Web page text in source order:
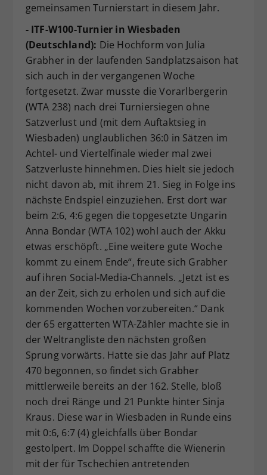
gemeinsamen Turnierstart in diesem Jahr.
- ITF-W100-Turnier in Wiesbaden
(Deutschland): Die Hochform von Julia
Grabher in der laufenden Sandplatzsaison hat
sich auch in der vergangenen Woche
fortgesetzt. Zwar musste die Vorarlbergerin
(WTA 238) nach drei Turniersiegen ohne
Satzverlust und (mit dem Auftaktsieg in
Wiesbaden) unglaublichen 36:0 in Sätzen im
Achtel- und Viertelfinale wieder mal zwei
Satzverluste hinnehmen. Dies hielt sie jedoch
nicht davon ab, mit ihrem 21. Sieg in Folge ins
nächste Endspiel einzuziehen. Erst dort war
beim 2:6, 4:6 gegen die topgesetzte Ungarin
Anna Bondar (WTA 102) wohl auch der Akku
etwas erschöpft. „Eine weitere gute Woche
kommt zu einem Ende“, freute sich Grabher
auf ihren Social-Media-Channels. „Jetzt ist es
an der Zeit, sich zu erholen und sich auf die
kommenden Wochen vorzubereiten.“ Dank
der 65 ergatterten WTA-Zähler machte sie in
der Weltrangliste den nächsten großen
Sprung vorwärts. Hatte sie das Jahr auf Platz
470 begonnen, so findet sich Grabher
mittlerweile bereits an der 162. Stelle, bloß
noch drei Ränge und 21 Punkte hinter Sinja
Kraus. Diese war in Wiesbaden in Runde eins
mit 0:6, 6:7 (4) gleichfalls über Bondar
gestolpert. Im Doppel schaffte die Wienerin
mit der für Tschechien antretenden